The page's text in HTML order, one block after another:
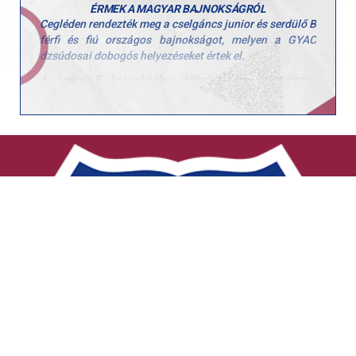
sportoljanak” – mondta végezetül Kiss Dániel.
Forrás:kisalfold.hu
ÉRMEK A MAGYAR BAJNOKSÁGRÓL
Cegléden rendezték meg a cselgáncs junior és serdülő B
férfi és fiú országos bajnokságot, melyen a GYAC
dzsúdosai dobogós helyezéseket értek el.
A junior B kategóriában Vikol Ádám ezüstérmes,
Petrócki Dávid és Madarász Marcell egyaránt ötödik
lett. A serdülő B kategóriában Szentes Benedek, Novák
kívül Takács Csongor és Gábor Kolos is az indulók
között volt.